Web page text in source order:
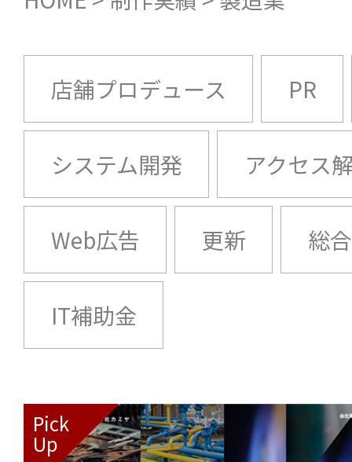
店舗プロデュース PR
システム開発 アクセス
Web広告 更新 総
IT補助金
Pick
Up